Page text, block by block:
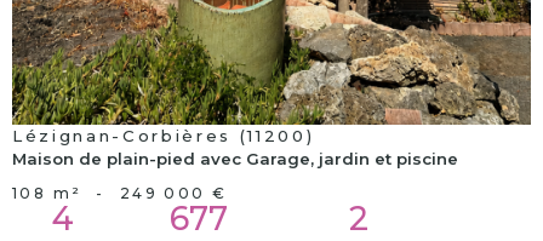
Lézignan-Corbières (11200)
Maison de plain-pied avec Garage, jardin et piscine
108 m² - 249 000 €
4 677 2